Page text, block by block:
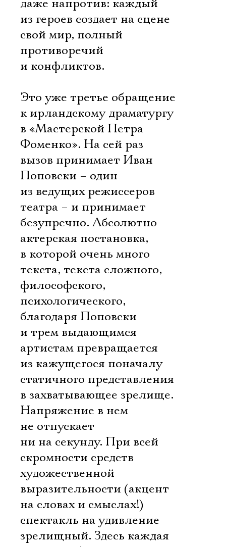
даже напротив: каждый
из героев создает на сцене
свой мир, полный
противоречий
и конфликтов.
Это уже третье обращение
к ирландскому драматургу
в «Мастерской Петра
Фоменко». На сей раз
вызов принимает Иван
Поповски – один
из ведущих режиссеров
театра – и принимает
безупречно. Абсолютно
актерская постановка,
в которой очень много
текста, текста сложного,
философского,
психологического,
благодаря Поповски
и трем выдающимся
артистам превращается
из кажущегося поначалу
статичного представления
в захватывающее зрелище.
Напряжение в нем
не отпускает
ни на секунду. При всей
скромности средств
художественной
выразительности (акцент
на словах и смыслах!)
спектакль на удивление
зрелищный. Здесь каждая